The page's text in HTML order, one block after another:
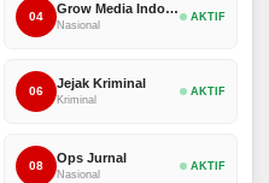
04
Grow Media Indonesia
Nasional
AKTIF
06
Jejak Kriminal
Kriminal
AKTIF
08
Ops Jurnal
Nasional
AKTIF